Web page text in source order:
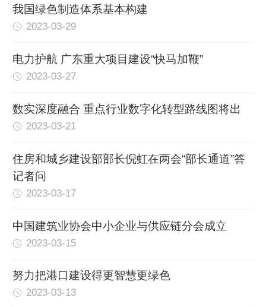
我国绿色制造体系基本构建
2023-03-29
电力护航 广东重大项目建设“快马加鞭”
2023-03-27
数实深度融合 重点行业数字化转型路线图将出
2023-03-21
住房和城乡建设部部长倪虹在两会“部长通道”答
记者问
2023-03-17
中国建筑业协会中小企业与供应链分会成立
2023-03-15
努力把港口建设得更智慧更绿色
2023-03-13